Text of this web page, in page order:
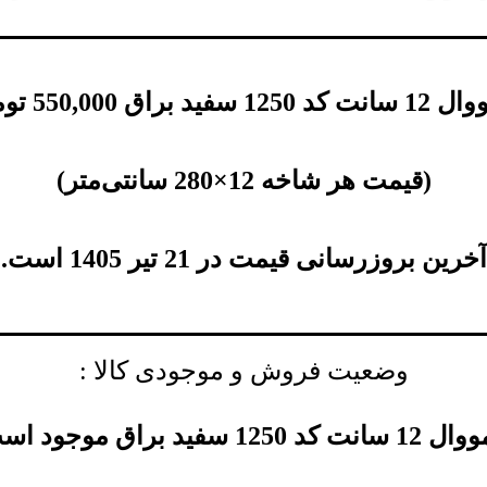
سفید براق 550,000
(قیمت هر شاخه 12×280 سانتی‌متر )
آخرین بروزرسانی قیمت در 21 تیر 1405 است.
وضعیت فروش و موجودی کالا :
1250 سفید براق موجود است.